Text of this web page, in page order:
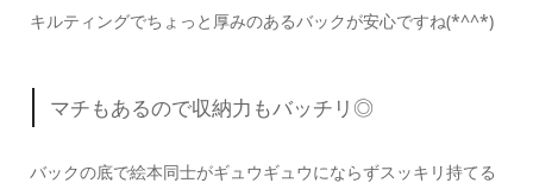
キルティングでちょっと厚みのあるバックが安心ですね(*^^*)
マチもあるので収納力もバッチリ◎
バックの底で絵本同士がギュウギュウにならずスッキリ持てる